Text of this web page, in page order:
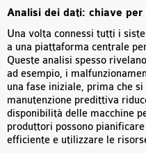
Analisi dei dati: chiave per
Una volta connessi tutti i
a una piattaforma centrale
Queste analisi spesso
ad esempio, i
una fase iniziale, prima che
manutenzione predittiva
disponibilità delle macchine
produttori possono
efficiente e utilizzare le